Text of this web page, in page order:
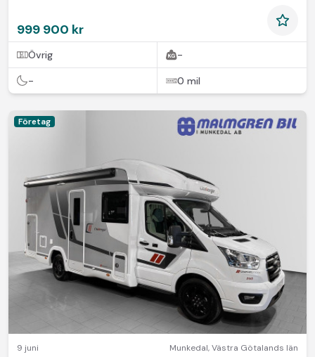
999 900 kr
Övrig -
- 0 mil
Företag
9 juni Munkedal,Västra Götalands län